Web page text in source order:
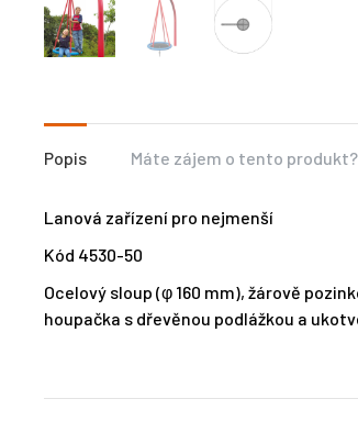
Popis Máte zájem o tento produkt?
Lanová zařízení pro nejmenší
Kód 4530-50
Ocelový sloup (φ 160 mm), žárově
houpačka s dřevěnou podlážkou a